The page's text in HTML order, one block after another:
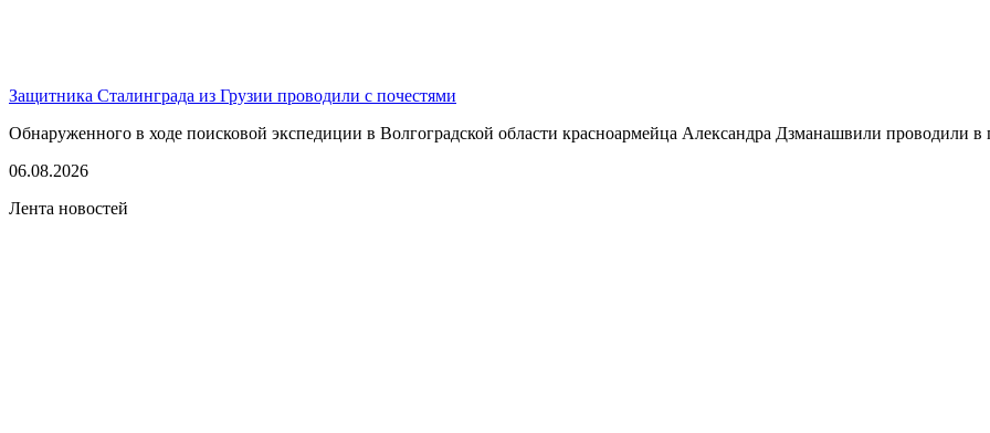
Защитника Сталинграда из Грузии проводили с почестями
Обнаруженного в ходе поисковой экспедиции в Волгоградской области красноармейца Александра Дзманашвили проводили в
06.08.2026
Лента новостей